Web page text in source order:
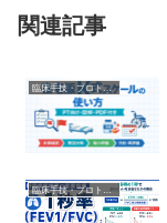
関連記事
臨床手技・プロトコル
臨床手技・プロトコル